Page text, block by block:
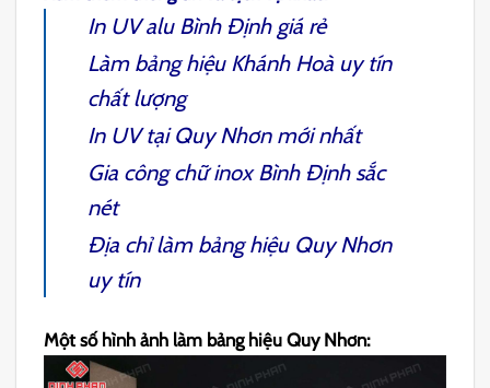
In UV alu Bình Địnhgiá rẻ
Làm bảng hiệu Khánh Hoàuy tín
chất lượng
In UV tại Quy Nhơnmới nhất
Gia công chữ inox Bình Địnhsắc
nét
Địa chỉlàm bảng hiệu Quy Nhơn
uy tín
Một số hình ảnh làm bảng hiệu Quy Nhơn: